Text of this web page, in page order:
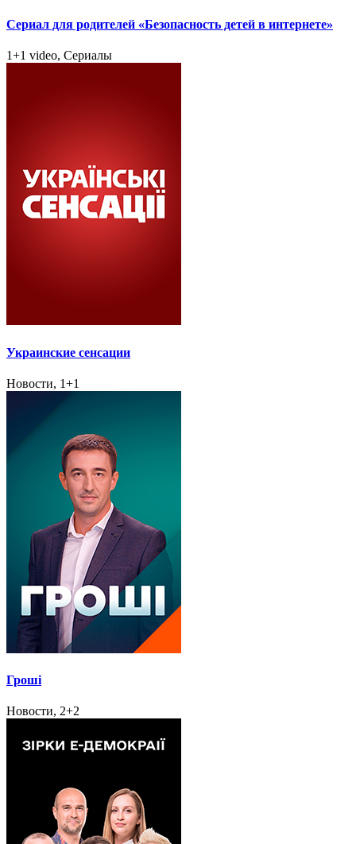
Сериал для родителей «Безопасность детей в интернете»
1+1 video, Сериалы
Украинские сенсации
Новости, 1+1
Гроші
Новости, 2+2